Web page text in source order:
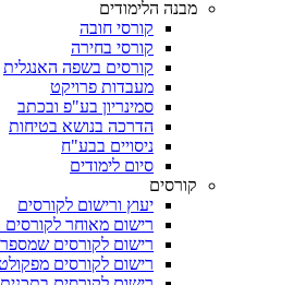
מבנה הלימודים
קורסי חובה
קורסי בחירה
קורסים בשפה האנגלית
מעבדות פרויקט
סמינריון בע"פ ובכתב
הדרכה בנושא בטיחות
ניסויים בבע"ח
סיום לימודים
קורסים
יעוץ ורישום לקורסים
רישום מאוחר לקורסים
רישום לקורסים
רישום לקורסים